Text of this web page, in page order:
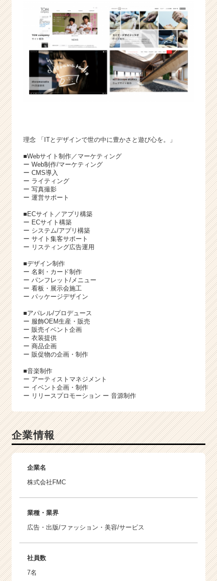
理念 「ITとデザインで世の中に豊かさと遊び心を。」
■Webサイト制作／マーケティング
ー Web制作/マーケティング
ー CMS導入
ー ライティング
ー 写真撮影
ー 運営サポート
■ECサイト／アプリ構築
ー ECサイト構築
ー システム/アプリ構築
ー サイト集客サポート
ー リスティング広告運用
■デザイン制作
ー 名刺・カード制作
ー パンフレット/メニュー
ー 看板・展示会施工
ー パッケージデザイン
■アパレル/プロデュース
ー 服飾OEM生産・販売
ー 販売イベント企画
ー 衣装提供
ー 商品企画
ー 販促物の企画・制作
■音楽制作
ー アーティストマネジメント
ー イベント企画・制作
ー リリースプロモーション ー 音源制作
企業情報
企業名
株式会社FMC
業種・業界
広告・出版/ファッション・美容/サービス
社員数
7名